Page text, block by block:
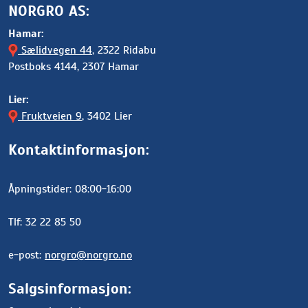
NORGRO AS:
Hamar:
Sælidvegen 44, 2322 Ridabu
Postboks 4144, 2307 Hamar
Lier:
Fruktveien 9, 3402 Lier
Kontaktinformasjon:
Åpningstider: 08:00-16:00
Tlf: 32 22 85 50
e-post: norgro@norgro.no
Salgsinformasjon: